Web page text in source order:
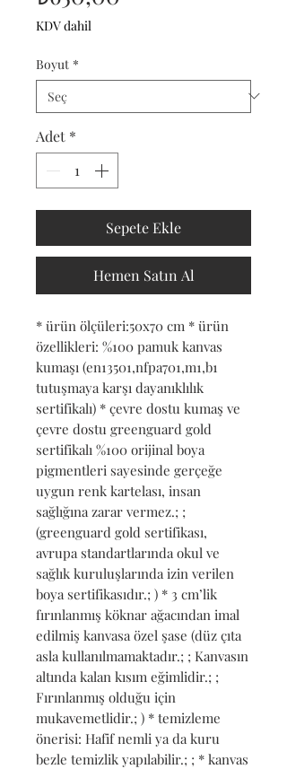
KDV dahil
Boyut *
Adet *
Sepete Ekle
Hemen Satın Al
* ürün ölçüleri:50x70 cm * ürün
özellikleri: %100 pamuk kanvas
kumaşı (en13501,nfpa701,m1,b1
tutuşmaya karşı dayanıklılık
sertifikalı) * çevre dostu kumaş ve
çevre dostu greenguard gold
sertifikalı %100 orijinal boya
pigmentleri sayesinde gerçeğe
uygun renk kartelası, insan
sağlığına zarar vermez.; ;
(greenguard gold sertifikası,
avrupa standartlarında okul ve
sağlık kuruluşlarında izin verilen
boya sertifikasıdır.; ) * 3 cm’lik
fırınlanmış köknar ağacından imal
edilmiş kanvasa özel şase (düz çıta
asla kullanılmamaktadır.; ; Kanvasın
altında kalan kısım eğimlidir.; ;
Fırınlanmış olduğu için
mukavemetlidir.; ) * temizleme
önerisi: Hafif nemli ya da kuru
bezle temizlik yapılabilir.; ; * kanvas